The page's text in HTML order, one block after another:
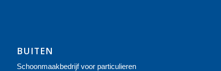
BUITEN
Schoonmaakbedrijf voor particulieren